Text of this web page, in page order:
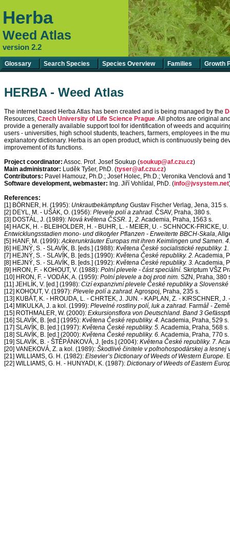
Herba
Weed Atlas
version 2.2
Glossary Search Species Species Overview Families Growth
HERBA - Weed Atlas
The internet based Herba Atlas has been created and is being managed by the
Resources, Czech University of Life Science Prague. All photos are original
provide a generally available support tool for identification of weeds and
users - universities, high school students, teachers, farmers, employees in the
explanatory dictionary. Herba is an open product, which is continuously being
improvement of its functions.
Project coordinator: Assoc. Prof. Josef Soukup (soukup@af.czu.cz)
Main administrator: Luděk Tyšer, PhD. (tyser@af.czu.cz)
Contributors: Pavel Hamouz, Ph.D.; Josef Holec, Ph.D.; Veronika Venclová and
Software development, webmaster: Ing. Jiří Vohlídal, PhD. (info@jvsystem.net
References:
[1] BÖRNER, H. (1995): Unkrautbekämpfung Gustav Fischer Verlag, Jena, 315 s.
[2] DEYL, M. - UŠÁK, O. (1956): Plevele polí a zahrad. ČSAV, Praha, 380 s.
[3] DOSTÁL, J. (1989): Nová květena ČSSR. 1, 2. Academia, Praha, 1563 s.
[4] HACK, H. - BLEIHOLDER, H. - BUHR, L. - MEIER, U. - SCHNOCK-FRICKE,
Entwicklungsstadien mono- und dikotyler Pflanzen - Erweiterte BBCH-Skala,
[5] HANF, M. (1999):Ackerunkräuter Europas mit ihren Keimlingen und Samen.
[6] HEJNÝ, S. - SLAVÍK, B. [eds.] (1988): Květena České socialistické republiky. 1.
[7] HEJNÝ, S. - SLAVÍK, B. [eds.] (1990): Květena České republiky. 2. Academia,
[8] HEJNÝ, S. - SLAVÍK, B. [eds.] (1992): Květena České republiky. 3. Academia,
[9] HRON, F. - KOHOUT, V. (1988): Polní plevele - část speciální. Skriptum VŠZ
[10] HRON, F. - VODÁK, A. (1959): Polní plevele a boj proti nim. SZN, Praha, 380
[11] JEHLÍK, V. [ed.] (1998): Cizí expanzivní plevele České republiky a Slovenské
[12] KOHOUT, V. (1997): Plevele polí a zahrad. Agrospoj, Praha, 235 s.
[13] KUBÁT, K. - HROUDA, L. - CHRTEK, J. JUN. - KAPLAN, Z. - KIRSCHNER,
[14] MIKULKA, J. a kol. (1999): Plevelné rostliny polí, luk a zahrad. Farmář -
[15] ROTHMALER, W. (2000): Exkursionsflora von Deutschland. Band 3
[16] SLAVÍK, B. [ed.] (1995): Květena České republiky. 4. Academia, Praha, 529 s.
[17] SLAVÍK, B. [ed.] (1997): Květena České republiky. 5. Academia, Praha, 568 s.
[18] SLAVÍK, B. [ed.] (2000): Květena České republiky. 6. Academia, Praha, 770 s.
[19] SLAVÍK, B. - ŠTĚPÁNKOVÁ, J. [eds.] (2004): Květena České republiky. 7.
[20] VANEKOVÁ, Z. a kol. (1989): Škodlivé činitele v poľnohospodárskej a lesnej
[21] WILLIAMS, G. H. (1982): Elsevier’s Dictionary of Weeds of Western Europe.
[22] WILLIAMS, G. H. - HUNYADI, K. (1987): Dictionary of Weeds of Eastern